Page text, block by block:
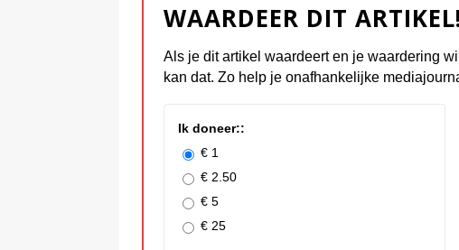
WAARDEER DIT ARTIKEL!
Als je dit artikel waardeert en je waardering
kan dat. Zo help je onafhankelijke
Ik doneer::
€ 1
€ 2.50
€ 5
€ 25